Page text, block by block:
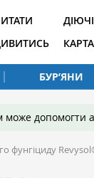
БУР’ЯНИ
може допомогти
фунгіциду